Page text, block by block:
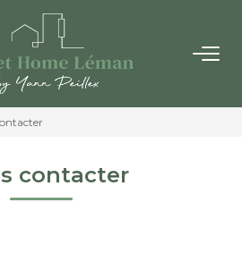
ACHETER
EN LIGNE
contacter